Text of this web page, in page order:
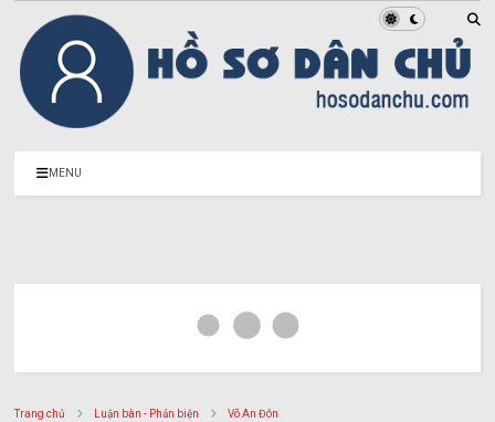
MENU
Trang chủ Luận bàn - Phản biện Võ An Đôn